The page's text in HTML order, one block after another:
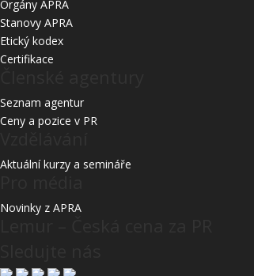
Orgány APRA
Stanovy APRA
Etický kodex
Certifikace
Seznam agentur
Ceny a pozice v PR
Aktuální kurzy a semináře
Novinky z APRA